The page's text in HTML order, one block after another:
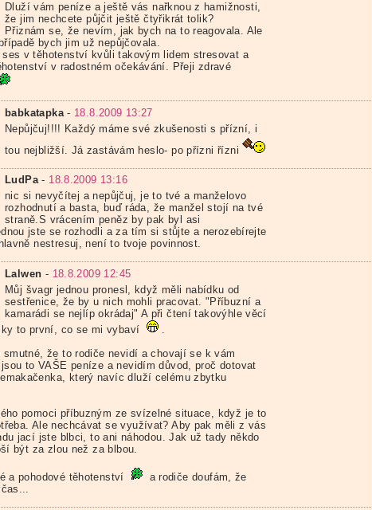
Dluží vám peníze a ještě vás nařknou z hamižnosti,
že jim nechcete půjčit ještě čtyřikrát tolik?
Přiznám se, že nevím, jak bych na to reagovala. Ale
bych jim už nepůjčovala.
ses v těhotenství kvůli takovým lidem stresovat a
v radostném očekávání. Přeji zdravé
babkatapka- 18.8.2009 13:27
Nepůjčuj!!!! Každý máme své zkušenosti s přízní, i
tou nejbližší. Já zastávám heslo- po přízni řízni
LudPa- 18.8.2009 13:16
nic si nevyčítej a nepůjčuj, je to tvé a manželovo
rozhodnutí a basta, buď ráda, že manžel stojí na tvé
straně.S vrácením peněz by pak byl asi
jste se rozhodli a za tím si stůjte a nerozebírejte
nestresuj, není to tvoje povinnost.
Lalwen - 18.8.2009 12:45
Můj švagr jednou pronesl, když měli nabídku od
sestřenice, že by u nich mohli pracovat. "Příbuzní a
kamarádi se nejlíp okrádaj" A při čtení takovýhle věcí
to první, co se mi vybaví
smutné, že to rodiče nevidí a chovají se k vám
to VAŠE peníze a nevidím důvod, proč dotovat
který navíc dluží celému zbytku
pomoci příbuzným ze svízelné situace, když je to
Ale nechcávat se využívat? Aby pak měli z vás
jací jste blbci, to ani náhodou. Jak už tady někdo
být za zlou než za blbou.
a pohodové těhotenství
a rodiče doufám, že